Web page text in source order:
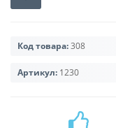
Код товара:308
Артикул: 1230